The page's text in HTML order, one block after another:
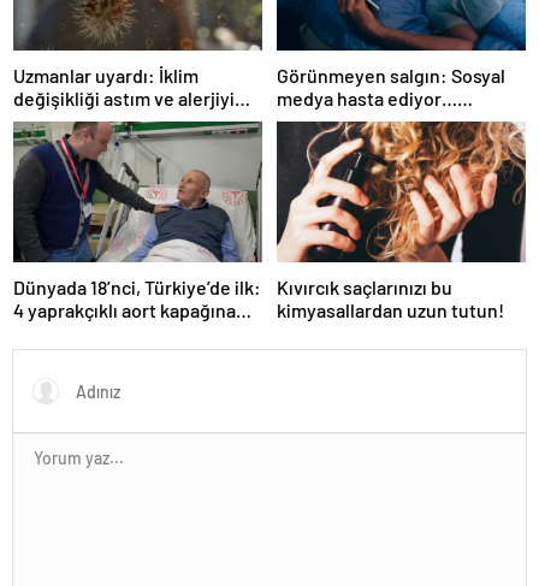
Uzmanlar uyardı: İklim
değişikliği astım ve alerjiyi
tetikliyor
Görünmeyen salgın: Sosyal
medya hasta ediyor…
Fiziksel, duygusal, zihinsel
etkilerine inanamayacaksınız
Dünyada 18’nci, Türkiye’de ilk:
4 yaprakçıklı aort kapağına
Kıvırcık saçlarınızı bu
kimyasallardan uzun tutun!